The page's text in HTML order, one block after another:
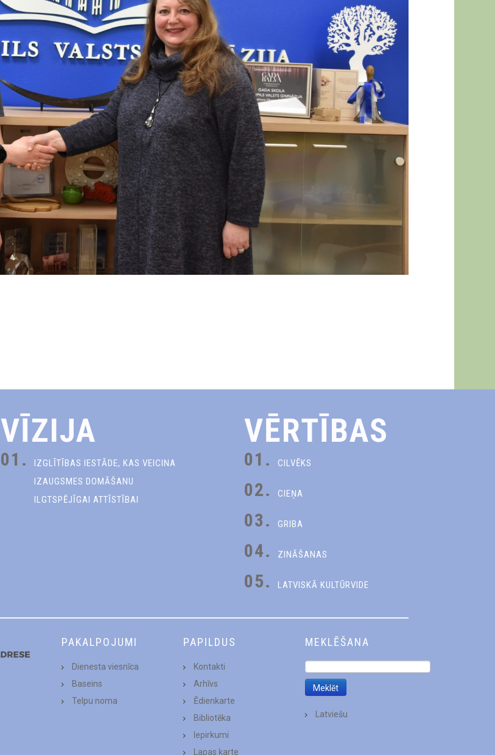
VĪZIJA
01.
IZGLĪTĪBAS IESTĀDE, KAS VEICINA
IZAUGSMES DOMĀŠANU
ILGTSPĒJĪGAI ATTĪSTĪBAI
VĒRTĪBAS
01. CILVĒKS
02. CIEŅA
03. GRIBA
04. ZINĀŠANAS
05. LATVISKĀ KULTŪRVIDE
PAKALPOJUMI
Dienesta viesnīca
Baseins
Telpu noma
PAPILDUS
Kontakti
Arhīvs
Ēdienkarte
Bibliotēka
Iepirkumi
Lapas karte
MEKLĒŠANA
Latviešu